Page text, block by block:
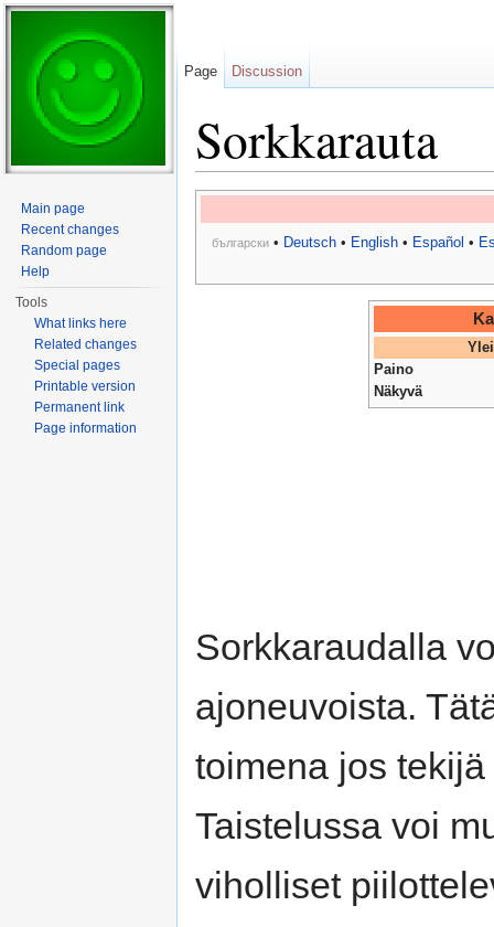
Sorkkarauta
български • Deutsch • English • Español •
Paino
Näkyvä
Sorkkaraudalla
ajoneuvoista.
toimena jos
Taistelussa voi
viholliset
Page Discussion
Main page
Recent changes
Random page
Help
Tools
What links here
Related changes
Special pages
Printable version
Permanent link
Page information